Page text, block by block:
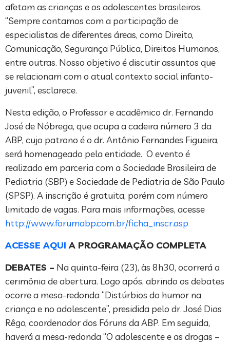
afetam as crianças e os adolescentes brasileiros.
“Sempre contamos com a participação de
especialistas de diferentes áreas, como Direito,
Comunicação, Segurança Pública, Direitos Humanos,
entre outras. Nosso objetivo é discutir assuntos que
se relacionam com o atual contexto social infanto-
juvenil”, esclarece.
Nesta edição, o Professor e acadêmico dr. Fernando
José de Nóbrega, que ocupa a cadeira número 3 da
ABP, cujo patrono é o dr. Antônio Fernandes Figueira,
será homenageado pela entidade. O evento é
realizado em parceria com a Sociedade Brasileira de
Pediatria (SBP) e Sociedade de Pediatria de São Paulo
(SPSP). A inscrição é gratuita, porém com número
limitado de vagas. Para mais informações, acesse
http://www.forumabp.com.br/ficha_inscr.asp
ACESSE AQUI A PROGRAMAÇÃO COMPLETA
DEBATES – Na quinta-feira (23), às 8h30, ocorrerá a
cerimônia de abertura. Logo após, abrindo os debates
ocorre a mesa-redonda “Distúrbios do humor na
criança e no adolescente”, presidida pelo dr. José Dias
Rêgo, coordenador dos Fóruns da ABP. Em seguida,
haverá a mesa-redonda “O adolescente e as drogas –